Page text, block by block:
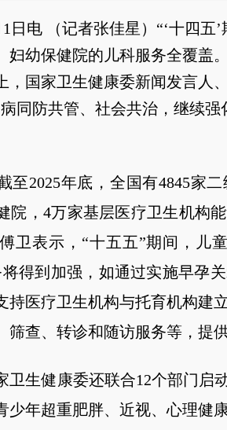
日电 （记者张佳星）“‘十四五
妇幼保健院的儿科服务全覆盖
，国家卫生健康委新闻发言人
同防共管、社会共治，继续
至2025年底，全国有4845家
院，4万家基层医疗卫生机构
卫表示，“十五五”期间，儿
得到加强，如通过实施早孕
持医疗卫生机构与托育机构建
筛查、转诊和随访服务等，提
卫生健康委还联合12个部门启
少年超重肥胖、近视、心理健